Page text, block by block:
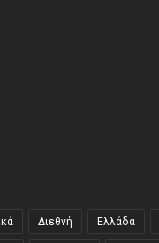
Διεθνή Ελλάδα